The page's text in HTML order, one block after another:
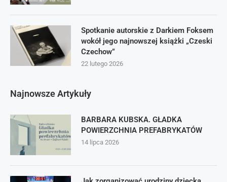
Spotkanie autorskie z Darkiem Foksem
wokół jego najnowszej książki „Czeski
Czechow”
22 lutego 2026
Najnowsze Artykuły
BARBARA KUBSKA. GŁADKA
POWIERZCHNIA PREFABRYKATÓW
14 lipca 2026